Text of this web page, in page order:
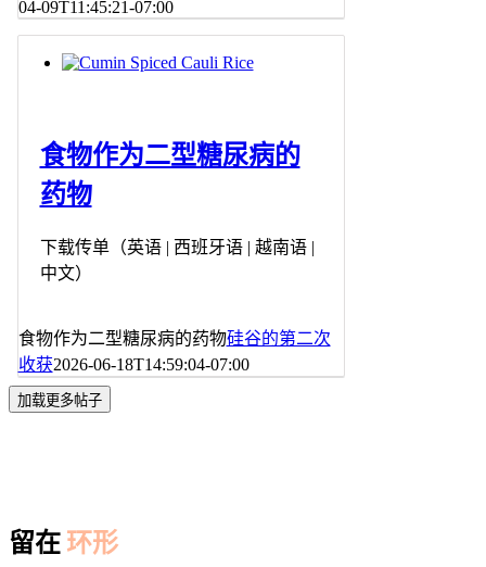
04-09T11:45:21-07:00
食物作为二型糖尿病的
药物
下载传单（英语 | 西班牙语 | 越南语 |
中文）
食物作为二型糖尿病的药物硅谷的第二次
收获2026-06-18T14:59:04-07:00
加载更多帖子
留在 环形